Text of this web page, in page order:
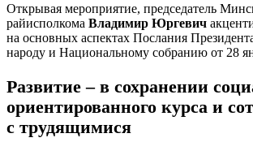
Открывая мероприятие, председатель
райисполкома Владимир Юргевич
на основных аспектах Послания
народу и Национальному собранию от 28
Развитие – в сохранении
ориентированного курса и
с трудящимися